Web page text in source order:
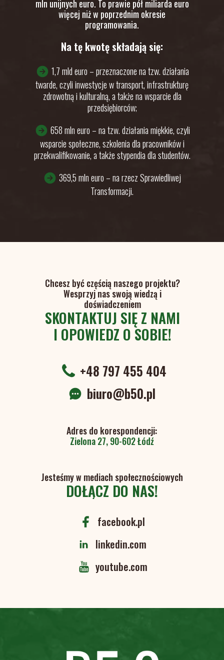
mln unijnych euro. To prawie pół miliarda euro
więcej niż w poprzednim okresie
programowania.
Na tę kwotę składają się:
1,7 mld euro – przeznaczone na tzw. działania
twarde, czyli inwestycje w transport, infrastrukturę
zdrowotną i kulturalną, a także na wsparcie dla
przedsiębiorców;
658 mln euro – na tzw. działania miękkie, czyli
wsparcie społeczne, szkolenia dla pracowników i
przekwalifikowanie, a także stypendia dla studentów.
369,5 mln euro – na rzecz Sprawiedliwej
Transformacji.
Jesteśmy w mediach społecznościowych
DOŁĄCZ DO NAS!
Adres do korespondencji:
Zielona 27, 90-602 Łódź
Chcesz być częścią naszego projektu?
Wesprzyj nas swoją wiedzą i
doświadczeniem
SKONTAKTUJ SIĘ Z NAMI
I OPOWIEDZ O SOBIE!
youtube.com
linkedin.com
facebook.pl
biuro@b50.pl
+48 797 455 404